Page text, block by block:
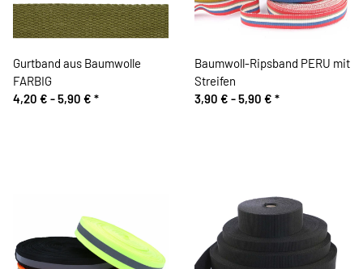
Gurtband aus Baumwolle
FARBIG
4,20 € -5,90 € *
Baumwoll-Ripsband PERU mit
Streifen
3,90 € -5,90 € *